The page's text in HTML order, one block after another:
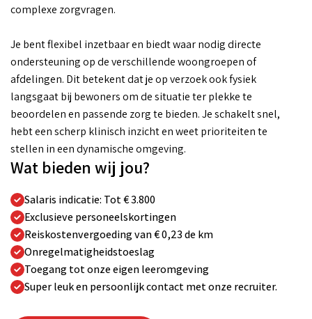
complexe zorgvragen.
Je bent flexibel inzetbaar en biedt waar nodig directe
ondersteuning op de verschillende woongroepen of
afdelingen. Dit betekent dat je op verzoek ook fysiek
langsgaat bij bewoners om de situatie ter plekke te
beoordelen en passende zorg te bieden. Je schakelt snel,
hebt een scherp klinisch inzicht en weet prioriteiten te
stellen in een dynamische omgeving.
Wat bieden wij jou?
Salaris indicatie: Tot € 3.800
Exclusieve personeelskortingen
Reiskostenvergoeding van € 0,23 de km
Onregelmatigheidstoeslag
Toegang tot onze eigen leeromgeving
Super leuk en persoonlijk contact met onze recruiter.